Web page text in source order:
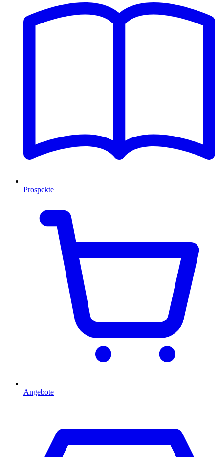
Prospekte
Angebote